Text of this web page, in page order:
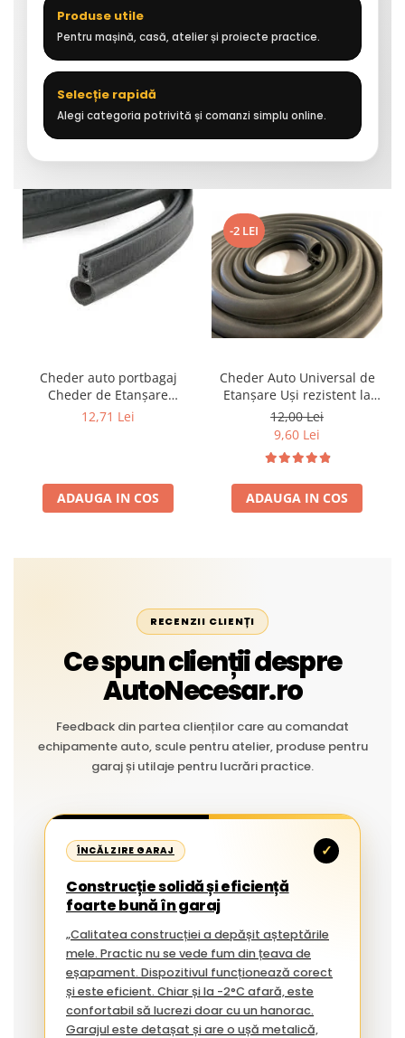
Produse utile
Pentru mașină, casă, atelier și proiecte practice.
Selecție rapidă
Alegi categoria potrivită și comanzi simplu online.
Cheder auto portbagaj
Cheder de Etanșare
Profesional din Cauciuc -
Liniar
12,71 Lei
ADAUGA IN COS
-2 LEI
Cheder Auto Universal de
Etanșare Uși rezistent la
intemperii, raze UV,
îmbătrânire și temperaturi
extreme
12,00 Lei
9,60 Lei
ADAUGA IN COS
RECENZII CLIENȚI
Ce spun clienții despre
AutoNecesar.ro
Feedback din partea clienților care au comandat
echipamente auto, scule pentru atelier, produse pentru
garaj și utilaje pentru lucrări practice.
ÎNCĂLZIRE GARAJ ✓
Construcție solidă și eficiență
foarte bună în garaj
„Calitatea construcției a depășit așteptările
mele. Practic nu se vede fum din țeava de
eșapament. Dispozitivul funcționează corect
și este eficient. Chiar și la -2°C afară, este
confortabil să lucrezi doar cu un hanorac.
Garajul este detașat și are o ușă metalică,